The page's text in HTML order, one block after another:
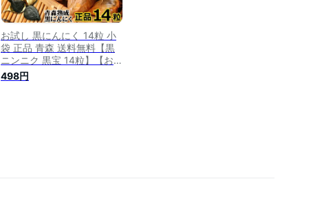
お試し 黒にんにく 14粒 小
袋 正品 青森 送料無料【黒
ニンニク 黒宝 14粒】【お試
し 黒にんにく】【熟成黒に
んにく 青森】【黒ニンニク
498円